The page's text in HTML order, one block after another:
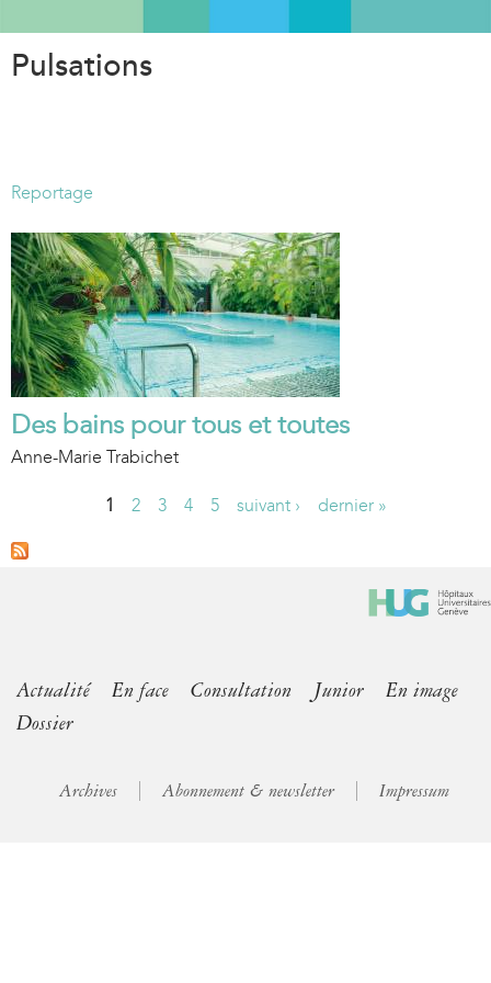
Pulsations
Reportage
Des bains pour tous et toutes
Anne-Marie Trabichet
P
s
1 2 3 4 5 suivant › dernier »
Actualité En face Consultation Junior
En image
Dossier
Archives Abonnement & newsletter Impressum